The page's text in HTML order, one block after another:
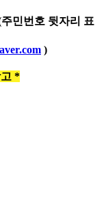
민번호 뒷자리 표
)
*